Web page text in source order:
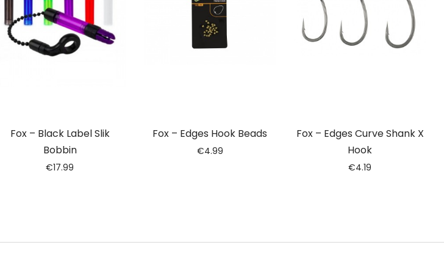
Fox – Black Label Slik
Bobbin
€17.99
Fox – Edges Hook Beads
€4.99
Fox – Edges Curve Shank X
Hook
€4.19